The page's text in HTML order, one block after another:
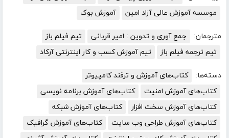
موسسه آموزش عالی آزاد امین
آموزش بوک
مترجمان: جمع آوری و تدوین : امیر قربانی
تیم فیلم باز
تیم ترجمه فیلم باز
تیم آموزش کسب و کار اینترنتی آرکاد
دسته‌ها:
کتاب‌های آموزش و ترفند کامپیوتر
کتاب‌های آموزش امنیت
کتاب‌های آموزش برنامه نویسی
کتاب‌های آموزش سخت افزار
کتاب‌های آموزش شبکه
کتاب‌های آموزش طراحی وب سایت
کتاب‌های آموزش گرافیک